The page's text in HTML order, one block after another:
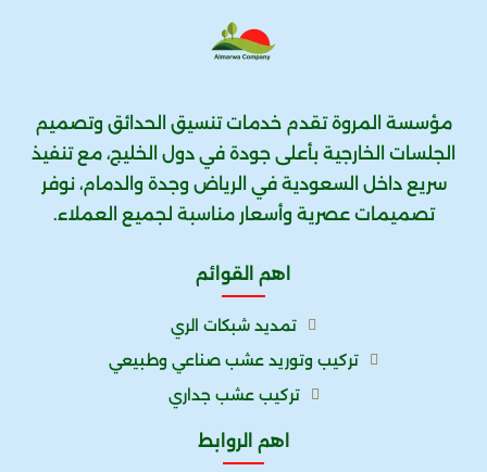
مؤسسة المروة تقدم خدمات تنسيق الحدائق وتصميم
الجلسات الخارجية بأعلى جودة في دول الخليج، مع تنفيذ
سريع داخل السعودية في الرياض وجدة والدمام، نوفر
تصميمات عصرية وأسعار مناسبة لجميع العملاء.
اهم القوائم
تمديد شبكات الري
تركيب وتوريد عشب صناعي وطبيعي
تركيب عشب جداري
اهم الروابط